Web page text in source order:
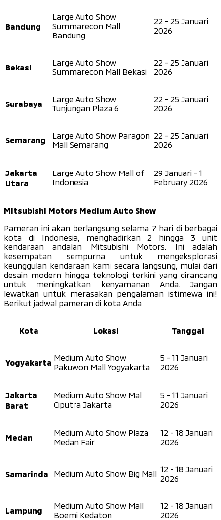
Bandung
Large Auto Show
Summarecon Mall
Bandung
22 - 25 Januari
2026
Bekasi
Large Auto Show
Summarecon Mall Bekasi
22 - 25 Januari
2026
Surabaya
Large Auto Show
Tunjungan Plaza 6
22 - 25 Januari
2026
Semarang
Large Auto Show Paragon
Mall Semarang
22 - 25 Januari
2026
Jakarta
Utara
Large Auto Show Mall of
Indonesia
29 Januari - 1
February 2026
Mitsubishi Motors Medium Auto Show
Pameran ini akan berlangsung selama 7 hari di berbagai
kota di Indonesia, menghadirkan 2 hingga 3 unit
kendaraan andalan Mitsubishi Motors. Ini adalah
kesempatan sempurna untuk mengeksplorasi
keunggulan kendaraan kami secara langsung, mulai dari
desain modern hingga teknologi terkini yang dirancang
untuk meningkatkan kenyamanan Anda. Jangan
lewatkan untuk merasakan pengalaman istimewa ini!
Berikut jadwal pameran di kota Anda
Kota Lokasi Tanggal
Yogyakarta Medium Auto Show
Pakuwon Mall Yogyakarta
5 - 11 Januari
2026
Jakarta
Barat
Medium Auto Show Mal
Ciputra Jakarta
5 - 11 Januari
2026
Medan
Medium Auto Show Plaza
Medan Fair
12 - 18 Januari
2026
Samarinda Medium Auto Show Big Mall 12 - 18 Januari
2026
Lampung
Medium Auto Show Mall
Boemi Kedaton
12 - 18 Januari
2026